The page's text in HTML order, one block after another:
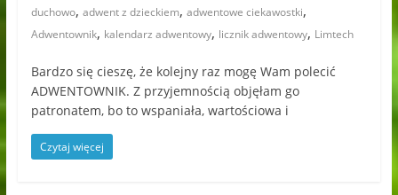
duchowo, adwent z dzieckiem, adwentowe ciekawostki,
Adwentownik, kalendarz adwentowy, licznik adwentowy, Limtech
Bardzo się cieszę, że kolejny raz mogę Wam polecić
ADWENTOWNIK. Z przyjemnością objęłam go
patronatem, bo to wspaniała, wartościowa i
Czytaj więcej